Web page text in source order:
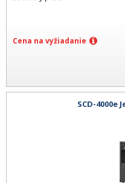
Cena na vyžiadanie
SCD-